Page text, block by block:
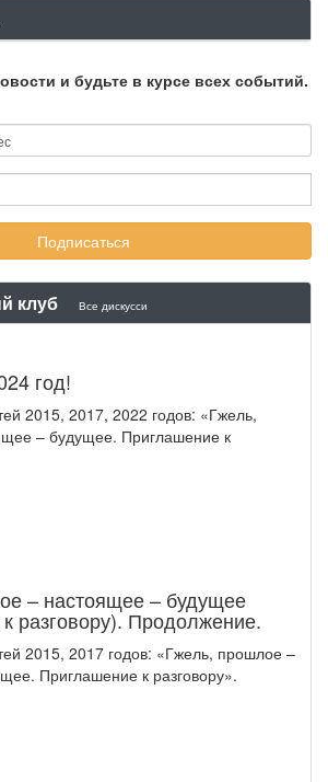
и будьте в курсе всех событий.
клуб Все дискусси
год!
2015, 2017, 2022 годов: «Гжель,
– будущее. Приглашение к
– настоящее – будущее
разговору). Продолжение.
2015, 2017 годов: «Гжель, прошлое –
Приглашение к разговору».